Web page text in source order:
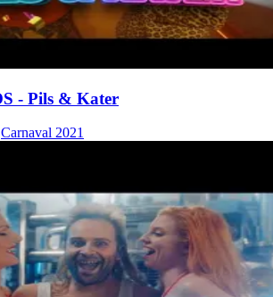
- Pils & Kater
Carnaval 2021